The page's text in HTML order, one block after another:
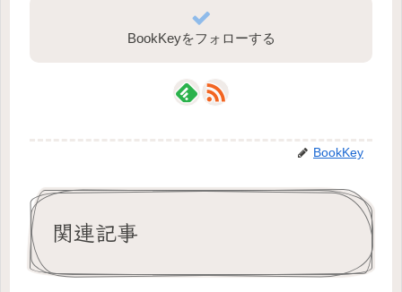
BookKeyをフォローする
BookKey
関連記事